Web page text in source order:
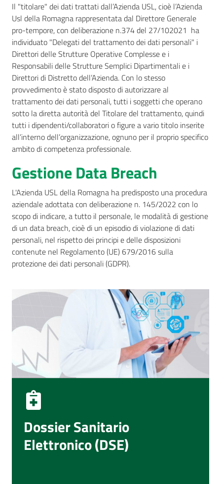
Il "titolare" dei dati trattati dall’Azienda USL, cioè l’Azienda
Usl della Romagna rappresentata dal Direttore Generale
pro-tempore, con deliberazione n.374 del 27/102021 ha
individuato "Delegati del trattamento dei dati personali" i
Direttori delle Strutture Operative Complesse e i
Responsabili delle Strutture Semplici Dipartimentali e i
Direttori di Distretto dell’Azienda. Con lo stesso
provvedimento è stato disposto di autorizzare al
trattamento dei dati personali, tutti i soggetti che operano
sotto la diretta autorità del Titolare del trattamento, quindi
tutti i dipendenti/collaboratori o figure a vario titolo inserite
all’interno dell’organizzazione, ognuno per il proprio specifico
ambito di competenza professionale.
Gestione Data Breach
L'Azienda USL della Romagna ha predisposto una procedura
aziendale adottata con deliberazione n. 145/2022 con lo
scopo di indicare, a tutto il personale, le modalità di gestione
di un data breach, cioè di un episodio di violazione di dati
personali, nel rispetto dei principi e delle disposizioni
contenute nel Regolamento (UE) 679/2016 sulla
protezione dei dati personali (GDPR).
Dossier Sanitario
Elettronico (DSE)